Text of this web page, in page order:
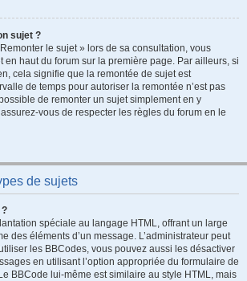
sujet ?
le sujet » lors de sa consultation, vous
en haut du forum sur la première page. Par ailleurs, si
cela signifie que la remontée de sujet est
de temps pour autoriser la remontée n’est pas
de remonter un sujet simplement en y
vous de respecter les règles du forum en le
de sujets
spéciale au langage HTML, offrant un large
des éléments d’un message. L’administrateur peut
les BBCodes, vous pouvez aussi les désactiver
en utilisant l’option appropriée du formulaire de
BBCode lui-même est similaire au style HTML, mais